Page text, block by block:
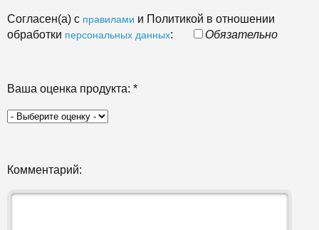
Согласен(а) с правилами и Политикой в отношении
обработки персональных данных: Обязательно
Ваша оценка продукта: *
Комментарий: